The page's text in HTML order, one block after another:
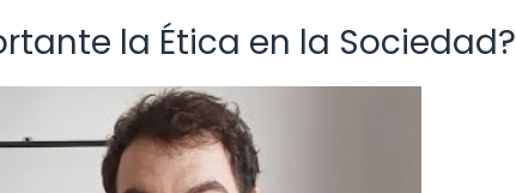
la Ética en la Sociedad?